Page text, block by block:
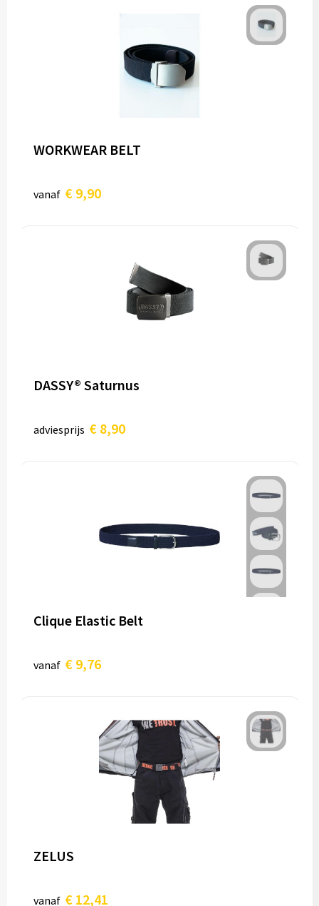
WORKWEAR BELT
vanaf € 9,90
DASSY® Saturnus
adviesprijs € 8,90
Clique Elastic Belt
vanaf € 9,76
ZELUS
vanaf € 12,41